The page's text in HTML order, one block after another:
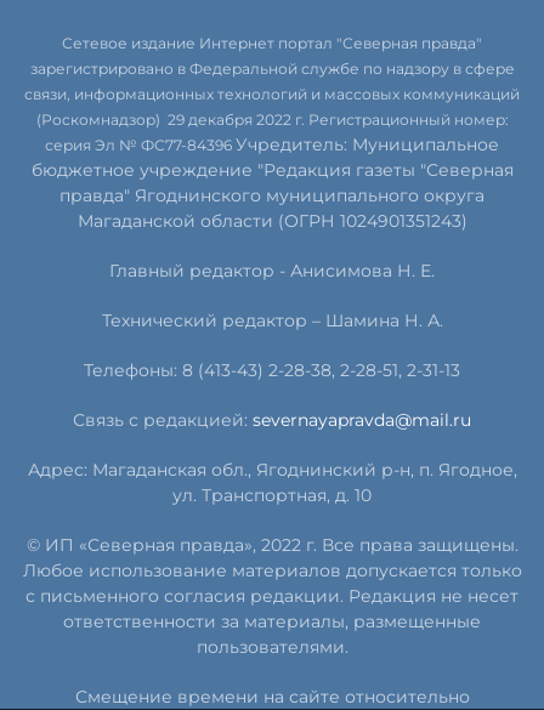
Сетевое издание Интернет портал "Северная правда"
зарегистрировано в Федеральной службе по надзору в сфере
связи, информационных технологий и массовых коммуникаций
(Роскомнадзор) 29 декабря 2022 г. Регистрационный номер:
серия Эл № ФС77-84396 Учредитель: Муниципальное
бюджетное учреждение "Редакция газеты "Северная
правда" Ягоднинского муниципального округа
Магаданской области (ОГРН 1024901351243)
Главный редактор - Анисимова Н. Е.
Технический редактор – Шамина Н. А.
Телефоны: 8 (413-43) 2-28-38, 2-28-51, 2-31-13
Связь с редакцией: severnayapravda@mail.ru
Адрес: Магаданская обл., Ягоднинский р-н, п. Ягодное,
ул. Транспортная, д. 10
© ИП «Северная правда», 2022 г. Все права защищены.
Любое использование материалов допускается только
с письменного согласия редакции. Редакция не несет
ответственности за материалы, размещенные
пользователями.
Смещение времени на сайте относительно